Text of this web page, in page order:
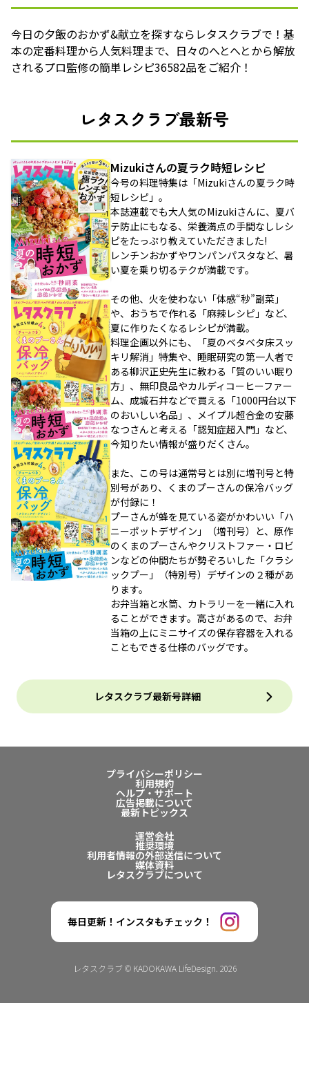
今日の夕飯のおかず&献立を探すならレタスクラブで！基
本の定番料理から人気料理まで、日々のへとへとから解放
されるプロ監修の簡単レシピ36582品をご紹介！
レタスクラブ最新号
Mizukiさんの夏ラク時短レシピ
今号の料理特集は「Mizukiさんの夏ラク時
短レシピ」。
本誌連載でも大人気のMizukiさんに、夏バ
テ防止にもなる、栄養満点の手間なしレシ
ピをたっぷり教えていただきました!
レンチンおかずやワンパンパスタなど、暑
い夏を乗り切るテクが満載です。
その他、火を使わない「体感“秒”副菜」
や、おうちで作れる「麻辣レシピ」など、
夏に作りたくなるレシピが満載。
料理企画以外にも、「夏のベタベタ床スッ
キリ解消」特集や、睡眠研究の第一人者で
ある柳沢正史先生に教わる「質のいい眠り
方」、無印良品やカルディコーヒーファー
ム、成城石井などで買える「1000円台以下
のおいしい名品」、メイプル超合金の安藤
なつさんと考える「認知症超入門」など、
今知りたい情報が盛りだくさん。
また、この号は通常号とは別に増刊号と特
別号があり、くまのプーさんの保冷バッグ
が付録に！
プーさんが蜂を見ている姿がかわいい「ハ
ニーポットデザイン」（増刊号）と、原作
のくまのプーさんやクリストファー・ロビ
ンなどの仲間たちが勢ぞろいした「クラシ
ックプー」（特別号）デザインの２種があ
ります。
お弁当箱と水筒、カトラリーを一緒に入れ
ることができます。高さがあるので、お弁
当箱の上にミニサイズの保存容器を入れる
こともできる仕様のバッグです。
レタスクラブ最新号詳細
プライバシーポリシー
利用規約
ヘルプ・サポート
広告掲載について
最新トピックス
運営会社
推奨環境
利用者情報の外部送信について
媒体資料
レタスクラブについて
毎日更新！インスタもチェック！
レタスクラブ © KADOKAWA LifeDesign. 2026